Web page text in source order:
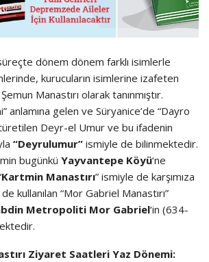
dönem dönem farklı isimlerle
kurucuların isimlerine izafeten
Manastırı olarak tanınmıştır.
anlamına gelen ve Süryanice’de “Dayro
Deyr-el Umur ve bu ifadenin
“Deyrulumur” ismiyle de bilinmektedir.
bugünkü Yayvantepe Köyü‘ne
Kartmin Manastırı” ismiyle de karşımıza
kullanılan “Mor Gabriel Manastırı”
Metropoliti Mor Gabriel‘in (634-
Ziyaret Saatleri Yaz Dönemi: